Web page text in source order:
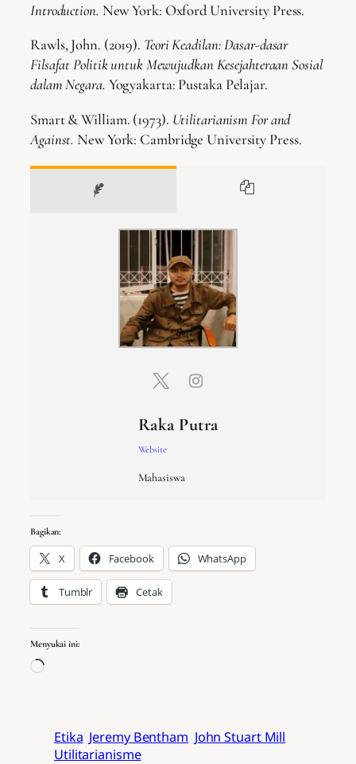
Introduction. New York: Oxford University Press.
Rawls, John. (2019). Teori Keadilan: Dasar-dasar
Filsafat Politik untuk Mewujudkan Kesejahteraan Sosial
dalam Negara. Yogyakarta: Pustaka Pelajar.
Smart & William. (1973). Utilitarianism For and
Against. New York: Cambridge University Press.
Raka Putra
Website
Mahasiswa
Bagikan:
X Facebook WhatsApp
Tumblr Cetak
Menyukai ini:
Memuat…
Etika Jeremy Bentham John Stuart Mill
Utilitarianisme